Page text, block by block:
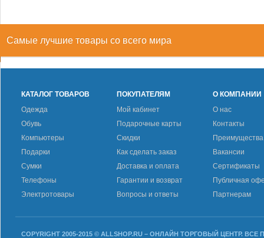
Самые лучшие товары со всего мира
КАТАЛОГ ТОВАРОВ
Одежда
Обувь
Компьютеры
Подарки
Сумки
Телефоны
Электротовары
ПОКУПАТЕЛЯМ
Мой кабинет
Подарочные карты
Скидки
Как сделать заказ
Доставка и оплата
Гарантии и возврат
Вопросы и ответы
О КОМПАНИИ
О нас
Контакты
Преимущества
Вакансии
Сертификаты
Публичная
Партнерам
COPYRIGHT 2005-2015 © ALLSHOP.RU – ОНЛАЙН ТОРГОВЫЙ ЦЕНТР.